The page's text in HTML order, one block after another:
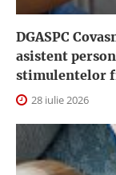
DGASPC
asistent
stimulentelor
28 iulie 2026